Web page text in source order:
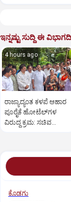
ಇನ್ನಷ್ಟು ಸುದ್ದಿ ಈ
4 hours ago
ರಾಜ್ಯಾದ್ಯಂತ ಕಳಪೆ ಆಹಾರ
ಪೂರೈಕೆ ಹೋಟೆಲ್‌ಗಳ
ವಿರುದ್ಧ ಕ್ರಮ: ಸಚಿವ
ಕೊಡಗು